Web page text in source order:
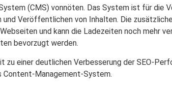
(CMS) vonnöten. Das System ist für die
Veröffentlichen von Inhalten. Die
und kann die Ladezeiten noch mehr
bevorzugt werden.
zu einer deutlichen Verbesserung der SEO-
Content-Management-System.